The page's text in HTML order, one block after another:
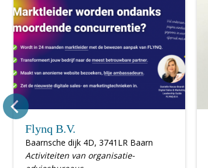
Flynq B.V.
Baarnsche dijk 4D, 3741LR Baarn
Activiteiten van organisatie-